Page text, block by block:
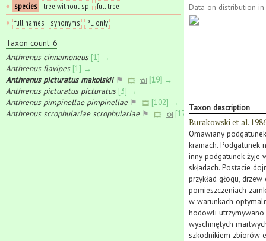
♦ species tree without sp.
full tree
♦ full names synonyms
PL only
Taxon count: 6
Anthrenus cinnamoneus [1] →
Anthrenus flavipes [1] →
Anthrenus picturatus makolskii⚑
[19] →
Anthrenus picturatus picturatus [3] →
Anthrenus pimpinellae pimpinellae⚑
[102] →
Anthrenus scrophulariae scrophulariae⚑ [171] →
Data on distribution
Taxon description
Burakowski et al.
Omawiany
krainach. Podgatunek
inny podgatunek żyje
składach. Postacie
przykład głogu,
pomieszczeniach
w warunkach
hodowli
wyschniętych
szkodnikiem zbiorów